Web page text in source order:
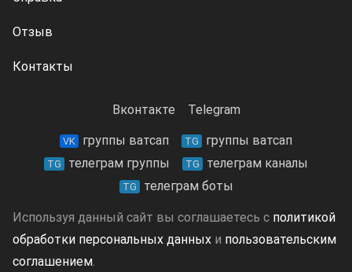
Отзыв
Контакты
Вконтакте Telegram
VK группы ватсап TG группы ватсап
TG телеграм группы TG телеграм каналы
TG телеграм боты
Используя данный сайт вы соглашаетесь с политикой
обработки персональных данных и пользовательским
соглашением.